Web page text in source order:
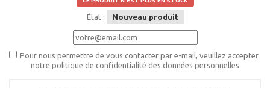
État : Nouveau produit
Pour nous permettre de vous contacter par e-mail, veuillez accepter
notre politique de confidentialité des données personnelles